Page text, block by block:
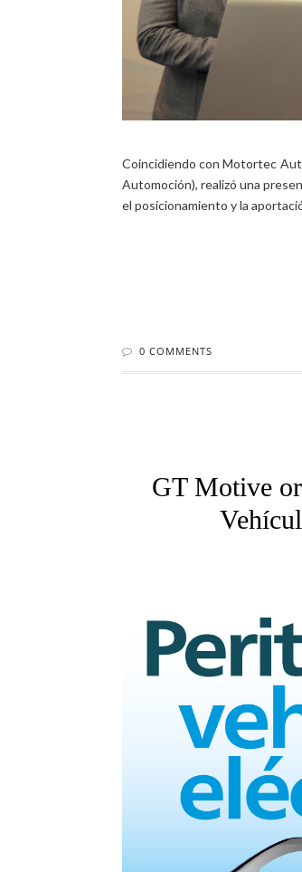
Coincidiendo con Motortec
Automoción), realizó una
el posicionamiento y la
0 COMMENTS
GT Motive